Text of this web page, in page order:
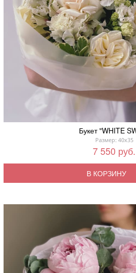
Букет "WHITE
Размер: 40x35
7 550 руб.
В КОРЗИНУ